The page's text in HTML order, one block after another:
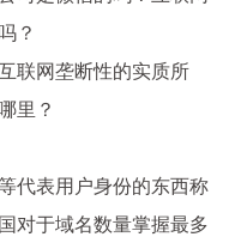
？
联网垄断性的实质所
里？
代表用户身份的东西称
对于域名数量掌握最多